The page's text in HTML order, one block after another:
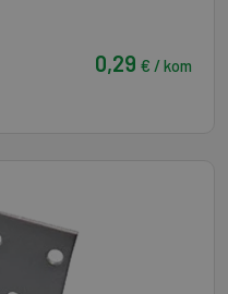
0,29 € / kom